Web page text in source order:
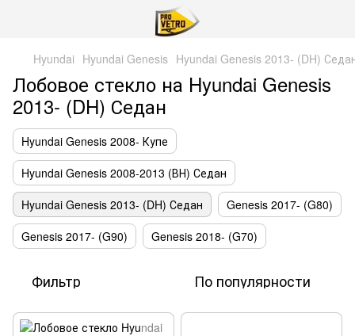
Hyundai Hyundai Genesis Hyundai Genesis 2013- (DH)
Лобовое стекло на Hyundai Genesis
2013- (DH) Седан
Hyundai Genesis 2008- Купе
Hyundai Genesis 2008-2013 (ВН) Седан
Hyundai Genesis 2013- (DH) Седан
Genesis 2017- (G80)
Genesis 2017- (G90)
Genesis 2018- (G70)
Фильтр По популярности